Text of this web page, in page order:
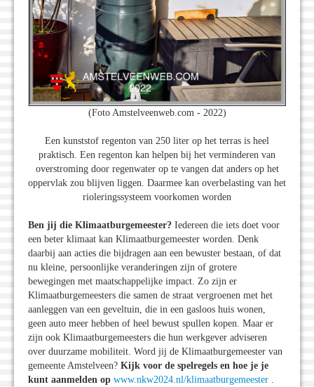
(Foto Amstelveenweb.com - 2022)
Een kunststof regenton van 250 liter op het terras is heel
praktisch. Een regenton kan helpen bij het verminderen van
overstroming door regenwater op te vangen dat anders op het
oppervlak zou blijven liggen. Daarmee kan overbelasting van het
rioleringssysteem voorkomen worden
Ben jij die Klimaatburgemeester? Iedereen die iets doet voor
een beter klimaat kan Klimaatburgemeester worden. Denk
daarbij aan acties die bijdragen aan een bewuster bestaan, of dat
nu kleine, persoonlijke veranderingen zijn of grotere
bewegingen met maatschappelijke impact. Zo zijn er
Klimaatburgemeesters die samen de straat vergroenen met het
aanleggen van een geveltuin, die in een gasloos huis wonen,
geen auto meer hebben of heel bewust spullen kopen. Maar er
zijn ook Klimaatburgemeesters die hun werkgever adviseren
over duurzame mobiliteit. Word jij de Klimaatburgemeester van
gemeente Amstelveen? Kijk voor de spelregels en hoe je je
kunt aanmelden op www.nkw2024.nl/klimaatburgemeester